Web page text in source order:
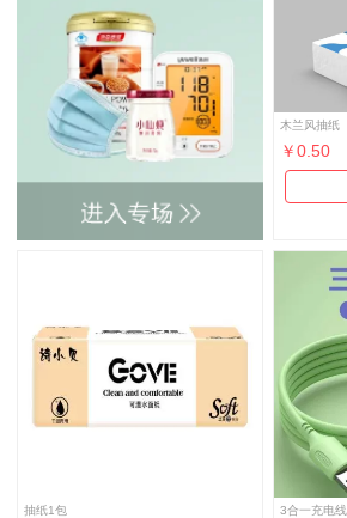
木兰风抽纸
￥0.50
抽纸1包 3合一充电线